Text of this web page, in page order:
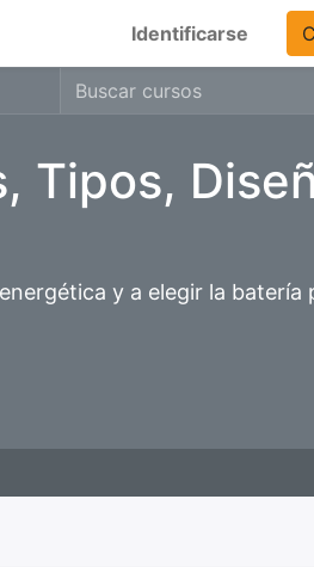
Identificarse
Tipos,
y a elegir la batería